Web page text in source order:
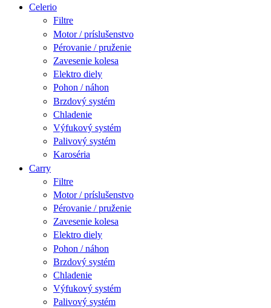
Celerio
Filtre
Motor / príslušenstvo
Pérovanie / pruženie
Zavesenie kolesa
Elektro diely
Pohon / náhon
Brzdový systém
Chladenie
Výfukový systém
Palivový systém
Karoséria
Carry
Filtre
Motor / príslušenstvo
Pérovanie / pruženie
Zavesenie kolesa
Elektro diely
Pohon / náhon
Brzdový systém
Chladenie
Výfukový systém
Palivový systém